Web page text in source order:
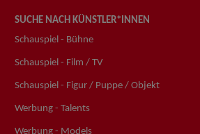
SUCHE NACH KÜNSTLER*INNEN
Schauspiel - Bühne
Schauspiel - Film / TV
Schauspiel - Figur / Puppe / Objekt
Werbung - Talents
Werbung - Models